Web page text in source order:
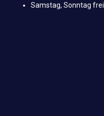
Samstag, Sonntag frei